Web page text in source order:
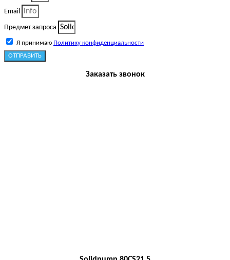
Email
Предмет запроса
Я принимаю Политику конфиденциальности
ОТПРАВИТЬ
Заказать звонок